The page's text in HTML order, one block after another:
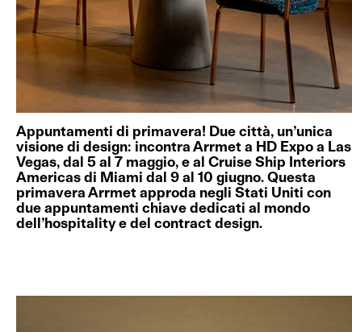
Appuntamenti di primavera! Due città, un’unica
visione di design: incontra Arrmet a HD Expo a Las
Vegas, dal 5 al 7 maggio, e al Cruise Ship Interiors
Americas di Miami dal 9 al 10 giugno. Questa
primavera Arrmet approda negli Stati Uniti con
due appuntamenti chiave dedicati al mondo
dell’hospitality e del contract design.